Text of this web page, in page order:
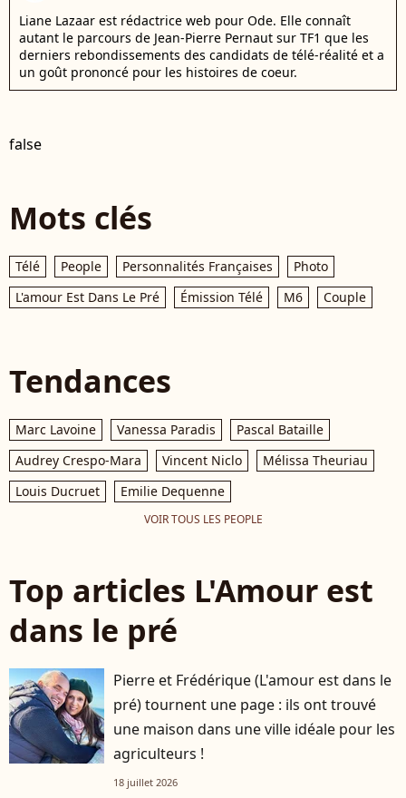
Liane Lazaar est rédactrice web pour Ode. Elle connaît
autant le parcours de Jean-Pierre Pernaut sur TF1 que les
derniers rebondissements des candidats de télé-réalité et a
un goût prononcé pour les histoires de coeur.
false
Mots clés
Télé People Personnalités Françaises
Photo
L'amour Est Dans Le Pré
Émission Télé M6 Couple
Tendances
Marc Lavoine Vanessa Paradis
Pascal Bataille
Audrey Crespo-Mara
Vincent Niclo
Mélissa Theuriau
Louis Ducruet
Emilie Dequenne
VOIR TOUS LES PEOPLE
Top articles L'Amour est
dans le pré
Pierre et Frédérique (L'amour est dans le
pré) tournent une page : ils ont trouvé
une maison dans une ville idéale pour les
agriculteurs !
18 juillet 2026